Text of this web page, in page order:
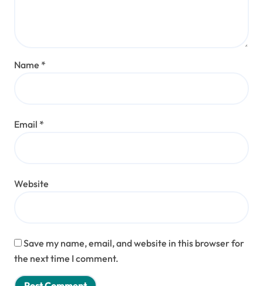
Name *
Email *
Website
Save my name, email, and website in this browser for
the next time I comment.